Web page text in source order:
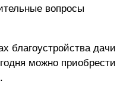
вопросы
благоустройства дачи
можно приобрести